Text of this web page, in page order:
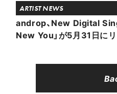
ARTIST NEWS
androp、New Digital
New You」が5月31日にリ